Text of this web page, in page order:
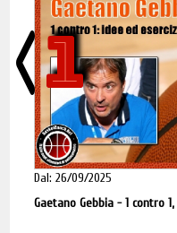
1
Dal: 26/09/2025
Gaetano Gebbia - 1 contro